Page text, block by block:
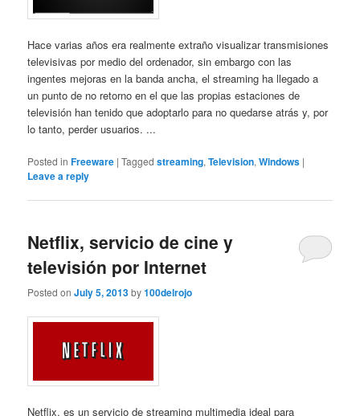
Hace varias años era realmente extraño visualizar transmisiones
televisivas por medio del ordenador, sin embargo con las
ingentes mejoras en la banda ancha, el streaming ha llegado a
un punto de no retorno en el que las propias estaciones de
televisión han tenido que adoptarlo para no quedarse atrás y, por
lo tanto, perder usuarios. ...
Posted in Freeware |Tagged streaming,Television,Windows |
Leave a reply
Netflix, servicio de cine y
televisión por Internet
Posted onJuly 5, 2013by100delrojo
Netflix, es un servicio de streaming multimedia ideal para